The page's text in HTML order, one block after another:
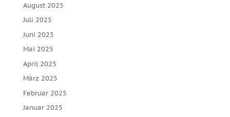
August 2025
Juli 2025
Juni 2025
Mai 2025
April 2025
März 2025
Februar 2025
Januar 2025